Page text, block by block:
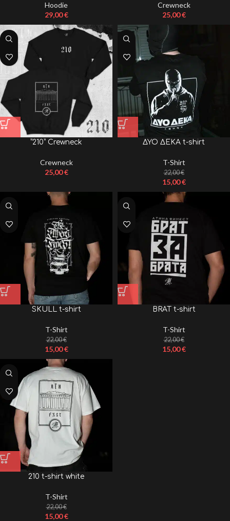
Hoodie
29,00€
Crewneck
25,00€
”210” Crewneck
Crewneck
25,00€
ΔΥΟ ΔΕΚΑ t-shirt
T-Shirt
22,00€
15,00€
SKULL t-shirt
T-Shirt
22,00€
15,00€
BRAT t-shirt
T-Shirt
22,00€
15,00€
210 t-shirt white
T-Shirt
22,00€
15,00€